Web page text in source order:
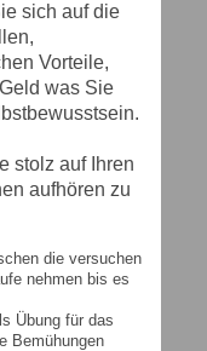
sich auf die
Vorteile,
was Sie
stolz auf Ihren
aufhören zu
die versuchen
nehmen bis es
Übung für das
Bemühungen